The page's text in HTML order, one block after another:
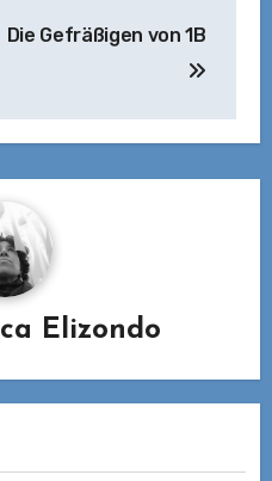
Die Gefräßigen von 1B
Elizondo